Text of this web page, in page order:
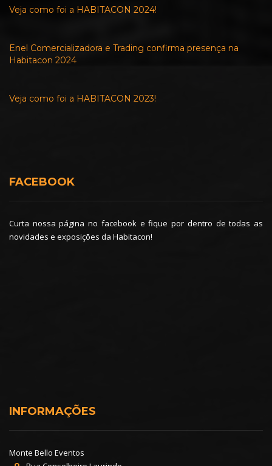
Veja como foi a HABITACON 2024!
Enel Comercializadora e Trading confirma presença na
Habitacon 2024
Veja como foi a HABITACON 2023!
FACEBOOK
Curta nossa página no facebook e fique por dentro de todas as
novidades e exposições da Habitacon!
INFORMAÇÕES
Monte Bello Eventos